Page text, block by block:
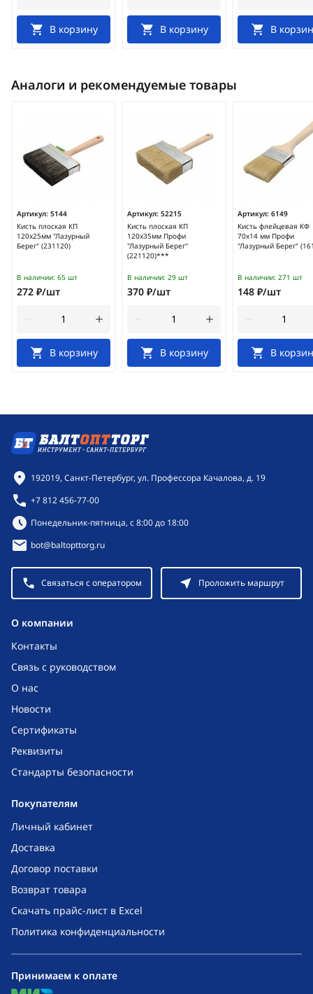
В корзину В корзину В
Аналоги и рекомендуемые товары
Артикул: 5144
Кисть плоская КП
120х25мм "Лазурный
Берег" (231120)
В наличии: 65 шт
272 ₽/шт
В корзину
Артикул: 52215
Кисть плоская КП
120х35мм Профи
"Лазурный Берег"
(221120)***
В наличии: 29 шт
370 ₽/шт
В корзину
Артикул: 6149
Кисть флейцевая КФ
70х14 мм Профи
"Лазурный Берег"
В наличии: 271 шт
148 ₽/шт
В
O компании
Контакты
Связь с руководством
О нас
Новости
Сертификаты
Реквизиты
Стандарты безопасности
Покупателям
Личный кабинет
Доставка
Договор поставки
Возврат товара
Скачать прайс-лист в Excel
Политика конфиденциальности
Контактная информация
192019, Санкт-Петербург, ул. Профессора Качалова, д. 19
+7 812 456-77-00
Режим работы:
Понедельник-пятница, с 8:00 до 18:00
bot@baltopttorg.ru
Связаться с оператором Проложить маршрут
Принимаем к оплате